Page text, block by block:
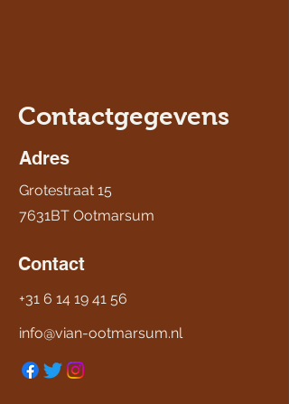
Contactgegevens
Adres
Grotestraat 15
7631BT Ootmarsum
Contact
+31 6 14 19 41 56
info@vian-ootmarsum.nl